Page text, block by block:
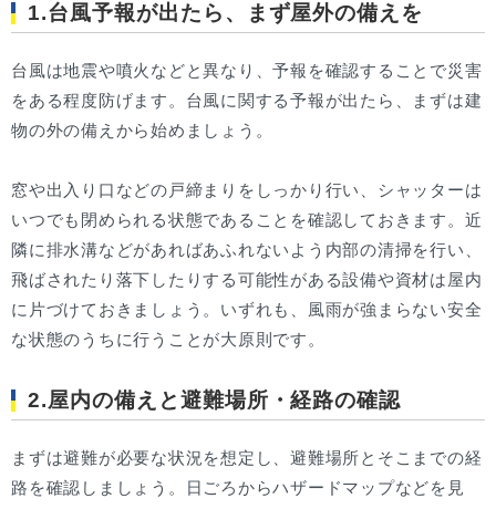
1.台風予報が出たら、まず屋外の備えを
台風は地震や噴火などと異なり、予報を確認することで災害
をある程度防げます。台風に関する予報が出たら、まずは建
物の外の備えから始めましょう。
窓や出入り口などの戸締まりをしっかり行い、シャッターは
いつでも閉められる状態であることを確認しておきます。近
隣に排水溝などがあればあふれないよう内部の清掃を行い、
飛ばされたり落下したりする可能性がある設備や資材は屋内
に片づけておきましょう。いずれも、風雨が強まらない安全
な状態のうちに行うことが大原則です。
2.屋内の備えと避難場所・経路の確認
まずは避難が必要な状況を想定し、避難場所とそこまでの経
路を確認しましょう。日ごろからハザードマップなどを見